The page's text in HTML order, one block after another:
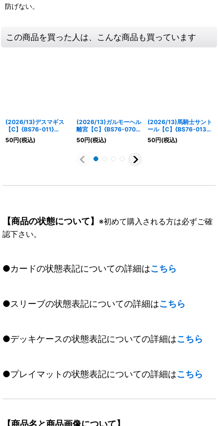
防げない。
この商品を買った人は、こんな商品も買っています
(2026/13)デスマギス
【C】{BS76-011}
《紫》
50円(税込)
(2026/13)ガルモーヘル
離宮【C】{BS76-070}
《紫》
50円(税込)
(2026/13)馬騎士サント
ール【C】{BS76-013}
《紫》
50円(税込)
【商品の状態について】 ※初めて購入される方は必ずご確
認下さい。
●カードの状態表記についての詳細はこちら
●スリーブの状態表記についての詳細はこちら
●デッキケースの状態表記についての詳細はこちら
●プレイマットの状態表記についての詳細はこちら
【商品名と商品画像について】